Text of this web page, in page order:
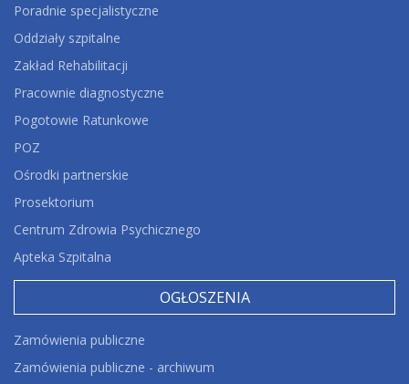
Poradnie specjalistyczne
Oddziały szpitalne
Zakład Rehabilitacji
Pracownie diagnostyczne
Pogotowie Ratunkowe
POZ
Ośrodki partnerskie
Prosektorium
Centrum Zdrowia Psychicznego
Apteka Szpitalna
OGŁOSZENIA
Zamówienia publiczne
Zamówienia publiczne - archiwum